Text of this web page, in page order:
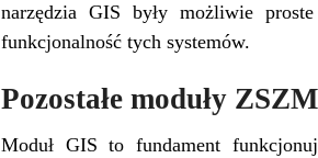
narzędzia GIS były możliwie
funkcjonalność tych systemów.
Pozostałe moduły
Moduł GIS to fundament